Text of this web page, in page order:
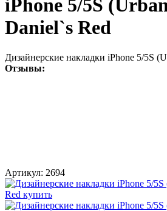
iPhone 5/5S
Daniel`s Red
Дизайнерские накладки iPhone 5/5S
Отзывы:
Артикул: 2694